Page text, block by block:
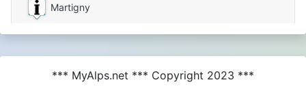
Martigny
*** MyAlps.net *** Copyright 2023 ***